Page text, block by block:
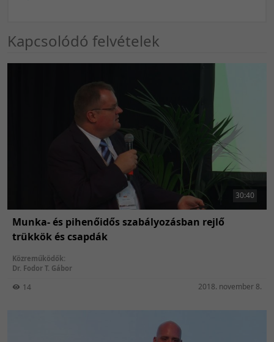
Kapcsolódó felvételek
30:40
Munka- és pihenőidős szabályozásban rejlő
trükkök és csapdák
Közreműködők:
Dr. Fodor T. Gábor
14 2018. november 8.